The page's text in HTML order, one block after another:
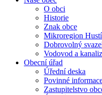
O obci
Historie
Znak obce
Mikroregion
Dobrovolný
Vodovod a
Obecní úřad
Úřední deska
Povinné
Zastupitelstvo